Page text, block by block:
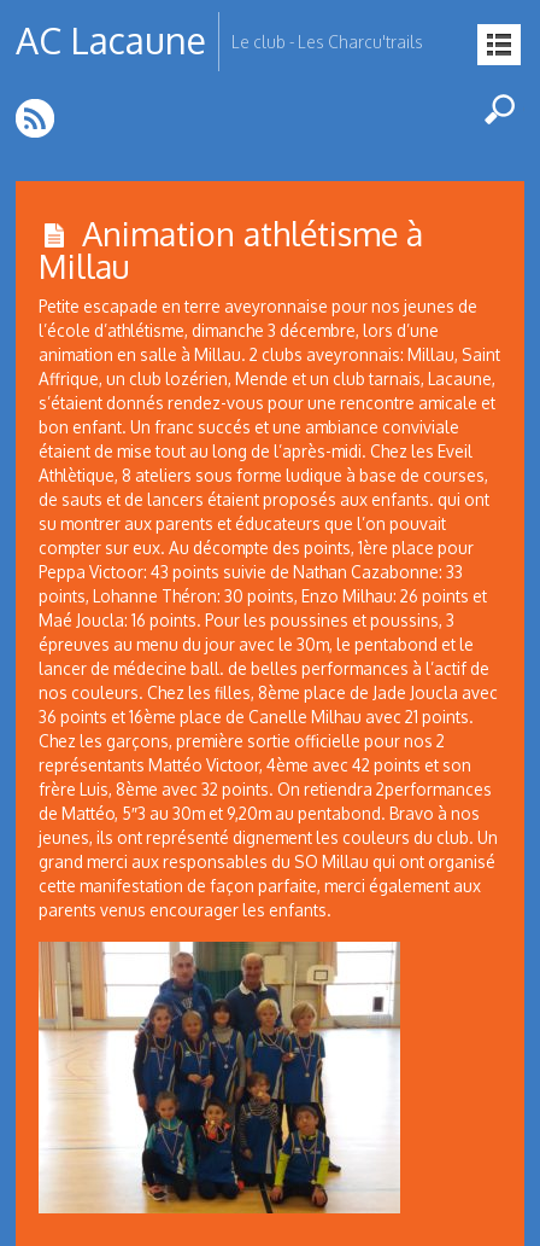
AC Lacaune Le club - Les Charcu'trails
Animation athlétisme à
Millau
Petite escapade en terre aveyronnaise pour nos jeunes de
l’école d’athlétisme, dimanche 3 décembre, lors d’une
animation en salle à Millau. 2 clubs aveyronnais: Millau, Saint
Affrique, un club lozérien, Mende et un club tarnais, Lacaune,
s’étaient donnés rendez-vous pour une rencontre amicale et
bon enfant. Un franc succés et une ambiance conviviale
étaient de mise tout au long de l’après-midi. Chez les Eveil
Athlètique, 8 ateliers sous forme ludique à base de courses,
de sauts et de lancers étaient proposés aux enfants. qui ont
su montrer aux parents et éducateurs que l’on pouvait
compter sur eux. Au décompte des points, 1ère place pour
Peppa Victoor: 43 points suivie de Nathan Cazabonne: 33
points, Lohanne Théron: 30 points, Enzo Milhau: 26 points et
Maé Joucla: 16 points. Pour les poussines et poussins, 3
épreuves au menu du jour avec le 30m, le pentabond et le
lancer de médecine ball. de belles performances à l’actif de
nos couleurs. Chez les filles, 8ème place de Jade Joucla avec
36 points et 16ème place de Canelle Milhau avec 21 points.
Chez les garçons, première sortie officielle pour nos 2
représentants Mattéo Victoor, 4ème avec 42 points et son
frère Luis, 8ème avec 32 points. On retiendra 2performances
de Mattéo, 5″3 au 30m et 9,20m au pentabond. Bravo à nos
jeunes, ils ont représenté dignement les couleurs du club. Un
grand merci aux responsables du SO Millau qui ont organisé
cette manifestation de façon parfaite, merci également aux
parents venus encourager les enfants.